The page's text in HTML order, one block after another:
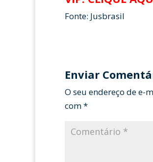
Fonte: Jusbrasil
Enviar
O seu endereço de e-
com*